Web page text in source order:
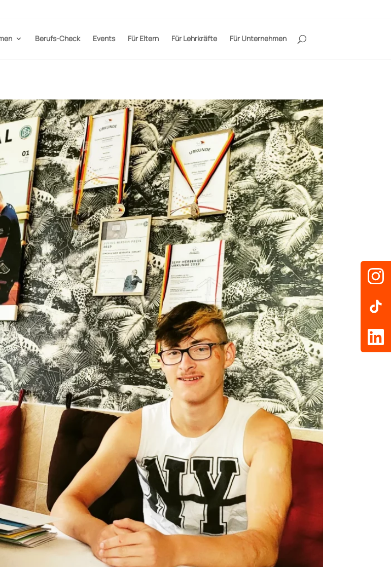
Berufs-Check Events Für Eltern Für Lehrkräfte Für Unternehmen